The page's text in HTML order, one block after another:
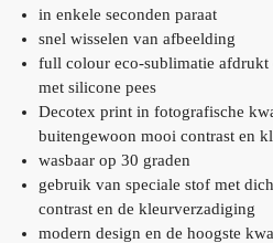
in enkele seconden paraat
snel wisselen van afbeelding
full colour eco-sublimatie
met silicone pees
Decotex print in fotografische
buitengewoon mooi contrast en
wasbaar op 30 graden
gebruik van speciale stof met
contrast en de kleurverzadiging
modern design en de hoogste